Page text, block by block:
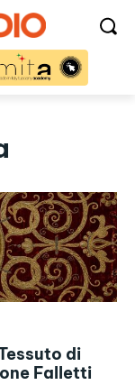
di
Falletti